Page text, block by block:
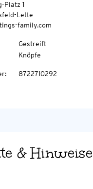
Platz 1
Lette
family.com
Gestreift
Knöpfe
: 8722710292
& Hinweise